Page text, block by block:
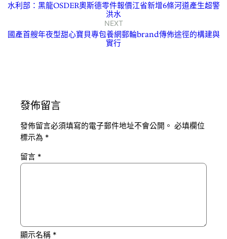
水利部：黑龍OSDER奧斯德零件報價江省新增6條河道產生超警
洪水
NEXT
國產首艘年夜型甜心寶貝專包養網郵輪brand傳佈途徑的構建與
實行
發佈留言
發佈留言必須填寫的電子郵件地址不會公開。 必填欄位
標示為 *
留言 *
顯示名稱 *